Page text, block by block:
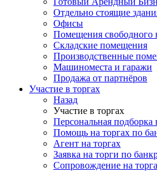
Отдельно стоящие
Офисы
Помещения свободного
Складские помещения
Производственные
Машиноместа и гаражи
Продажа от партнёров
Участие в торгах
Назад
Участие в торгах
Персональная
Помощь на торгах по
Агент на торгах
Заявка на торги по
Сопровождение на